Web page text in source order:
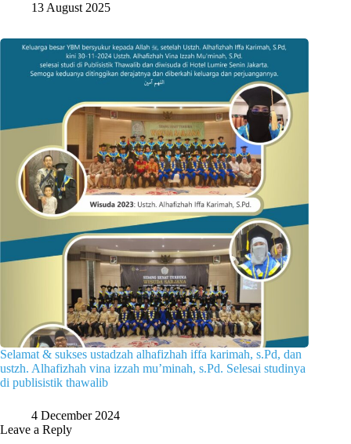
13 August 2025
Selamat & sukses ustadzah alhafizhah iffa karimah, s.Pd, dan
ustzh. Alhafizhah vina izzah mu’minah, s.Pd. Selesai studinya
di publisistik thawalib
4 December 2024
Leave a Reply